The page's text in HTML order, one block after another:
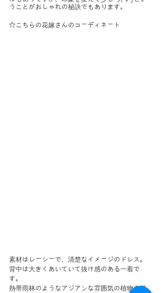
うことがおしゃれの秘訣でもあります。
☆こちらの花嫁さんのコーディネート
素材はレーシーで、清楚なイメージのドレス。
背中は大きくあいていて抜け感のある一着で
す。
熱帯雨林のようなアジアンな雰囲気の植物の前